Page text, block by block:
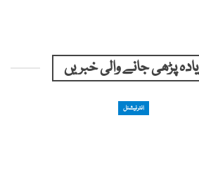
پڑھی جانے والی خبریں
انٹرنیشنل